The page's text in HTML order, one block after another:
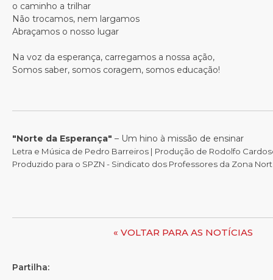
o caminho a trilhar
Não trocamos, nem largamos
Abraçamos o nosso lugar
Na voz da esperança, carregamos a nossa ação,
Somos saber, somos coragem, somos educação!
"Norte da Esperança" – Um hino à missão de ensinar
Letra e Música de Pedro Barreiros | Produção de Rodolfo
Produzido para o SPZN - Sindicato dos Professores da Zona
« VOLTAR PARA AS NOTÍCIAS
Partilha: